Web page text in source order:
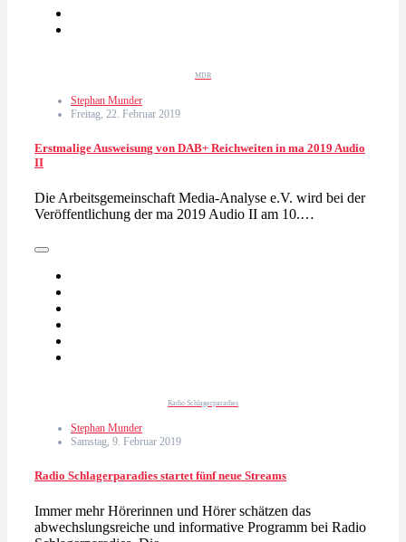
MDR
Stephan Munder
Freitag, 22. Februar 2019
Erstmalige Ausweisung von DAB+ Reichweiten in ma 2019 Audio
II
Die Arbeitsgemeinschaft Media-Analyse e.V. wird bei der
Veröffentlichung der ma 2019 Audio II am 10.…
Radio Schlagerparadies
Stephan Munder
Samstag, 9. Februar 2019
Radio Schlagerparadies startet fünf neue Streams
Immer mehr Hörerinnen und Hörer schätzen das
abwechslungsreiche und informative Programm bei Radio